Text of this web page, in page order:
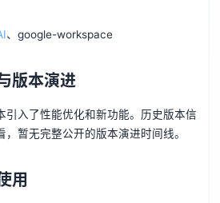
、google-workspace
版本演进
引入了性能优化和新功能。历史版本信
暂无完整公开的版本演进时间线。
用